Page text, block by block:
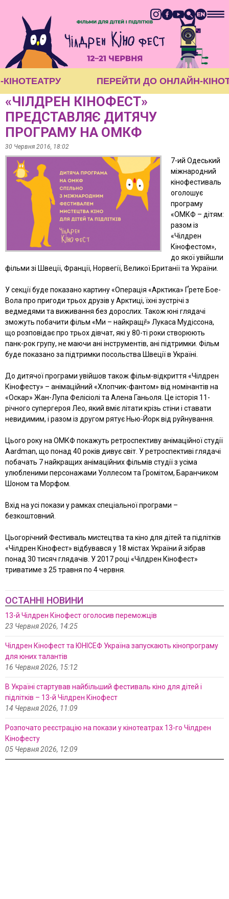
ПЕРЕЙТИ ДО ОНЛАЙН-
«ЧІЛДРЕН КІНОФЕСТ»
ПРЕДСТАВЛЯЄ ДИТЯЧУ
ПРОГРАМУ НА ОМКФ
30 Червня 2016, 18:02
7-ий Одеський
міжнародний
кінофестиваль
оголошує
програму
«ОМКФ – дітям:
разом із
«Чілдрен
Кінофестом»,
до якої увійшли
фільми зі Швеції, Франції, Норвегії, Великої Британії та України.
У секції буде показано картину «Операція «Арктика» Ґрете Бое-
Вола про пригоди трьох друзів у Арктиці, їхні зустрічі з
ведмедями та виживання без дорослих. Також юні глядачі
зможуть побачити фільм «Ми – найкращі!» Лукаса Мудіссона,
що розповідає про трьох дівчат, які у 80-ті роки створюють
панк-рок групу, не маючи ані інструментів, ані підтримки. Фільм
буде показано за підтримки посольства Швеції в Україні.
До дитячої програми увійшов також фільм-відкриття «Чілдрен
Кінофесту» – анімаційний «Хлопчик-фантом» від номінантів на
«Оскар» Жан-Лупа Фелісіолі та Алена Ганьоля. Це історія 11-
річного супергероя Лео, який вміє літати крізь стіни і ставати
невидимим, і разом із другом рятує Нью-Йорк від руйнування.
Цього року на ОМКФ покажуть ретроспективу анімаційної студії
Aardman, що понад 40 років дивує світ. У ретроспективі глядачі
побачать 7 найкращих анімаційних фільмів студії з усіма
улюбленими персонажами Уоллесом та Громітом, Баранчиком
Шоном та Морфом.
Вхід на усі покази у рамках спеціальної програми –
безкоштовний.
Цьогорічний Фестиваль мистецтва та кіно для дітей та підлітків
«Чілдрен Кінофест» відбувався у 18 містах України й зібрав
понад 30 тисяч глядачів. У 2017 році «Чілдрен Кінофест»
триватиме з 25 травня по 4 червня.
ОСТАННІ НОВИНИ
13-й Чілдрен Кінофест оголосив переможців
23 Червня 2026, 14:25
Чілдрен Кінофест та ЮНІСЕФ Україна запускають кінопрограму
для юних талантів
16 Червня 2026, 15:12
В Україні стартував найбільший фестиваль кіно для дітей і
підлітків – 13-й Чілдрен Кінофест
14 Червня 2026, 11:09
Розпочато реєстрацію на покази у кінотеатрах 13-го Чілдрен
Кінофесту
05 Червня 2026, 12:09